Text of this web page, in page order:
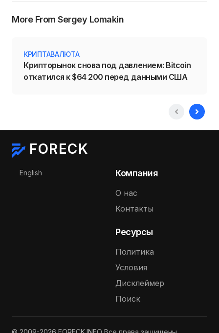
More From Sergey Lomakin
КРИПТАВАЛЮТА
Крипторынок снова под давлением: Bitcoin
откатился к $64 200 перед данными США
FORECK
Выберите язык
English Компания
О нас
Контакты
Ресурсы
Политика
Условия
Дисклеймер
Поиск